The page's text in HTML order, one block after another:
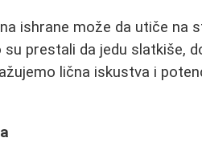
ishrane može da utiče na
prestali da jedu slatkiše,
lična iskustva i